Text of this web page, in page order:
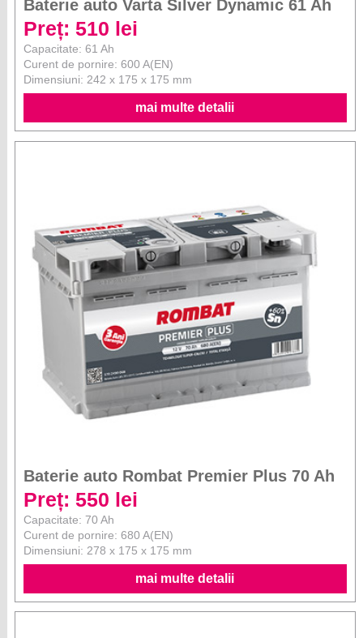
Baterie auto Varta Silver Dynamic 61 Ah
Preț: 510 lei
Capacitate: 61 Ah
Curent de pornire: 600 A(EN)
Dimensiuni: 242 x 175 x 175 mm
mai multe detalii
Baterie auto Rombat Premier Plus 70 Ah
Preț: 550 lei
Capacitate: 70 Ah
Curent de pornire: 680 A(EN)
Dimensiuni: 278 x 175 x 175 mm
mai multe detalii